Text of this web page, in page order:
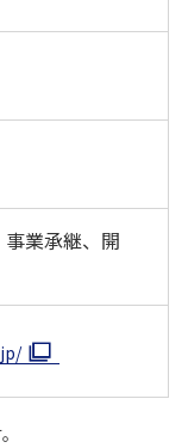
業承継、 開